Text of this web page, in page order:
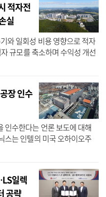
적자전
실
와 일회성 비용 영향으로 적자
규모를 축소하며 수익성 개선
기 연결기준 매출 5조6121억
장 인수
인수한다는 언론 보도에 대해
스는 인텔의 미국 오하이오주
사실이 없다고 22일 공시했
일렉
공략